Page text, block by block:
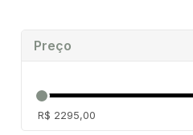
Preço
R$ 2295,00